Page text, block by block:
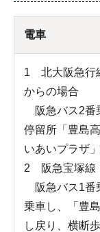
電車
1 北大阪急行
からの場合
阪急バス2番
停留所「豊島
いあいプラザ
2 阪急宝塚線
阪急バス1番
乗車し、「豊
し戻り、横断